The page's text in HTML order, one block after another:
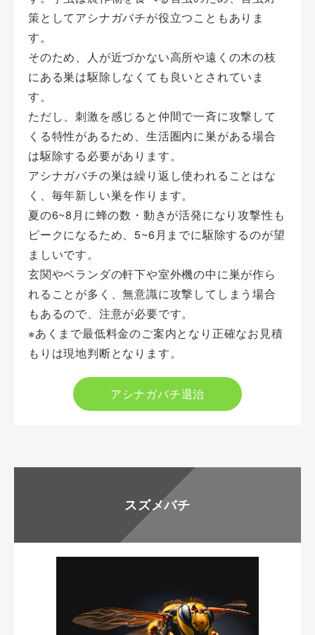
策としてアシナガバチが役立つこともありま
す。
そのため、人が近づかない高所や遠くの木の枝
にある巣は駆除しなくても良いとされていま
す。
ただし、刺激を感じると仲間で一斉に攻撃して
くる特性があるため、生活圏内に巣がある場合
は駆除する必要があります。
アシナガバチの巣は繰り返し使われることはな
く、毎年新しい巣を作ります。
夏の6~8月に蜂の数・動きが活発になり攻撃性も
ピークになるため、5~6月までに駆除するのが望
ましいです。
玄関やベランダの軒下や室外機の中に巣が作ら
れることが多く、無意識に攻撃してしまう場合
もあるので、注意が必要です。
※あくまで最低料金のご案内となり正確なお見積
もりは現地判断となります。
アシナガバチ退治
スズメバチ